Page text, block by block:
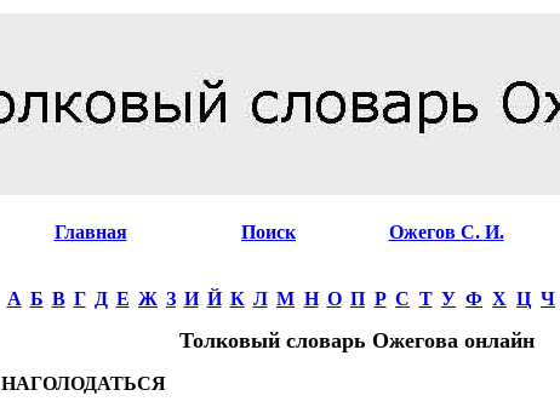
Главная Поиск Ожегов С. И.
А Б В Г Д Е Ж З И Й К Л М Н О П Р С Т У Ф Х Ц Ч
Толковый словарь Ожегова онлайн
НАГОЛОДАТЬСЯ